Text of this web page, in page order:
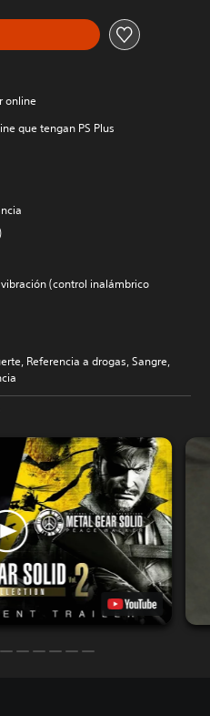
online
que tengan PS Plus
(control inalámbrico
Referencia a drogas, Sangre,